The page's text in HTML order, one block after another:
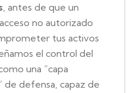
, antes de que un
no autorizado
tus activos
el control del
una “capa
de defensa, capaz de